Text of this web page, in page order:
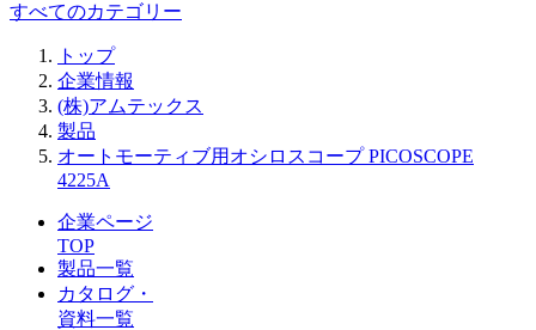
すべてのカテゴリー
トップ
企業情報
(株)アムテックス
製品
オートモーティブ用オシロスコープ PICOSCOPE
4225A
企業ページ
TOP
製品一覧
カタログ・
資料一覧